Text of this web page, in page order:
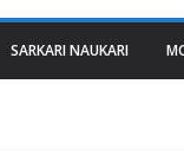
SARKARI NAUKARI